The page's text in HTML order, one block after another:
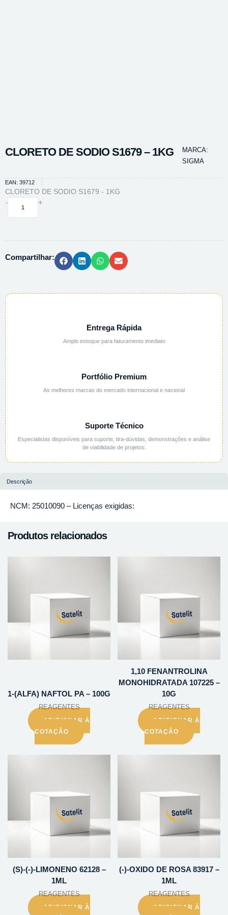
CLORETO DE SODIO S1679 – 1KG
MARCA:
SIGMA
EAN: 39712
CLORETO DE SODIO S1679 - 1KG
-
CLORETO
1KG
+
Compartilhar:
Entrega Rápida
Amplo estoque para faturamento imediato
Portfólio Premium
As melhores marcas do mercado internacional e nacional
Suporte Técnico
Especialistas disponíveis para suporte, tira-dúvidas, demonstrações e análise
de viabilidade de projetos.
Descrição
NCM: 25010090 – Licenças exigidas:
Produtos relacionados
1-(ALFA) NAFTOL PA – 100G
REAGENTES
ADICIONAR À
COTAÇÃO
1,10 FENANTROLINA
MONOHIDRATADA 107225 –
10G
REAGENTES
ADICIONAR À
COTAÇÃO
(S)-(-)-LIMONENO 62128 –
1ML
REAGENTES
ADICIONAR À
(-)-OXIDO DE ROSA 83917 –
1ML
REAGENTES
ADICIONAR À